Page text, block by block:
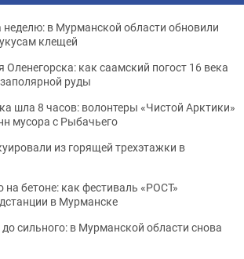
неделю: в Мурманской области обновили
клещей
как саамский погост 16 века
руды
шла 8 часов: волонтеры «Чистой Арктики»
мусора с Рыбачьего
из горящей трехэтажки в
на бетоне: как фестиваль «РОСТ»
в Мурманске
сильного: в Мурманской области снова